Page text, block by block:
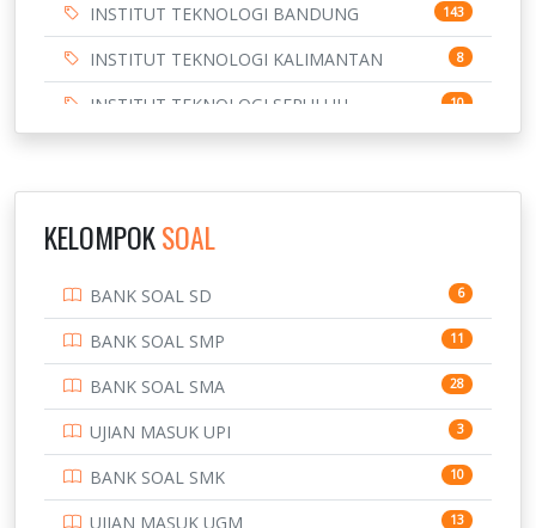
INSTITUT TEKNOLOGI BANDUNG 143
INSTITUT TEKNOLOGI KALIMANTAN 8
INSTITUT TEKNOLOGI SEPULUH
NOVEMBER
10
3
169
7
PTDI STTD 4
133
KELOMPOKSOAL
BANK SOAL SD 6
BANK SOAL SMP 11
BANK SOAL SMA 28
UJIAN MASUK UPI 3
BANK SOAL SMK 10
UJIAN MASUK UGM 13